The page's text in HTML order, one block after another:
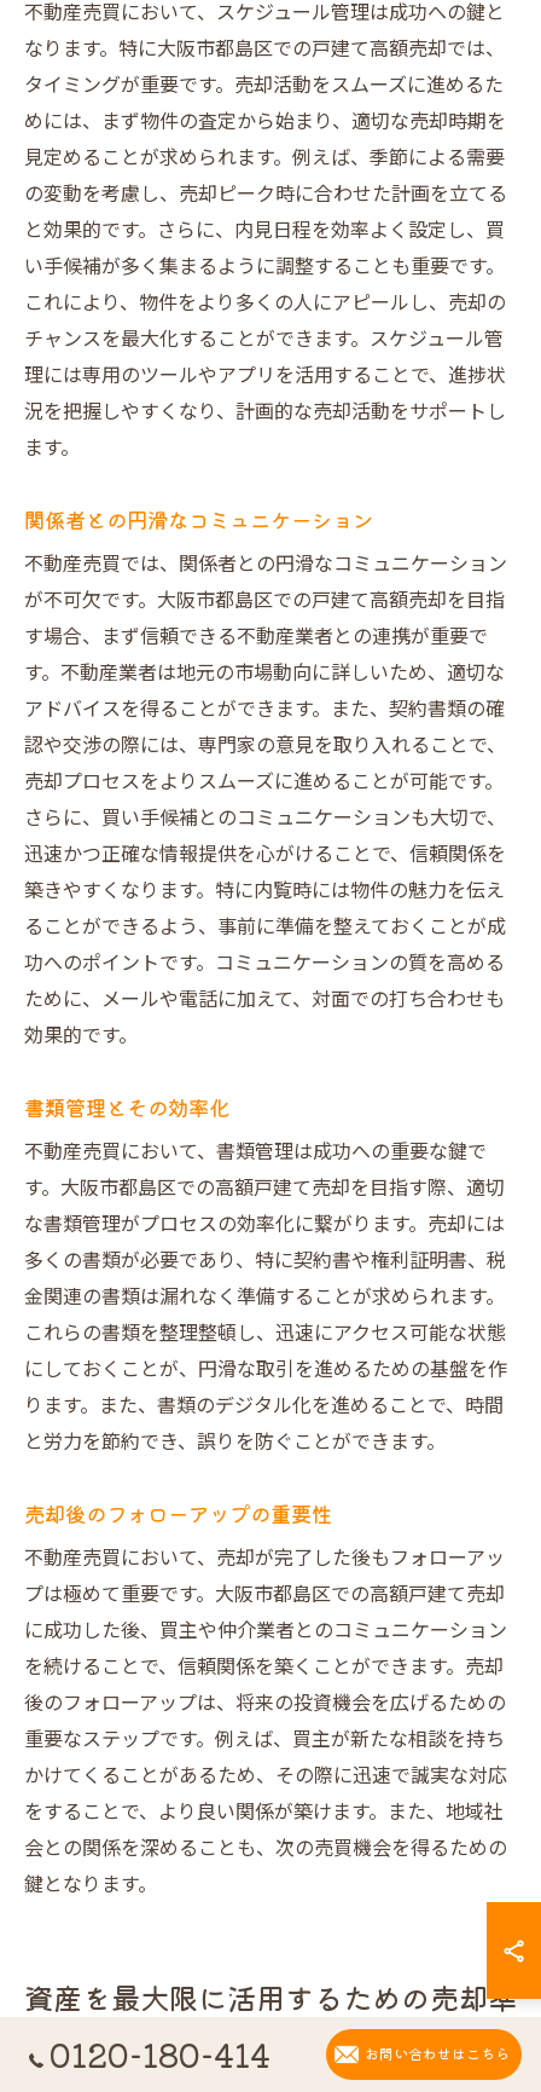
不動産売買において、スケジュール管理は成功への鍵と
なります。特に大阪市都島区での戸建て高額売却では、
タイミングが重要です。売却活動をスムーズに進めるた
めには、まず物件の査定から始まり、適切な売却時期を
見定めることが求められます。例えば、季節による需要
の変動を考慮し、売却ピーク時に合わせた計画を立てる
と効果的です。さらに、内見日程を効率よく設定し、買
い手候補が多く集まるように調整することも重要です。
これにより、物件をより多くの人にアピールし、売却の
チャンスを最大化することができます。スケジュール管
理には専用のツールやアプリを活用することで、進捗状
況を把握しやすくなり、計画的な売却活動をサポートし
ます。
関係者との円滑なコミュニケーション
不動産売買では、関係者との円滑なコミュニケーション
が不可欠です。大阪市都島区での戸建て高額売却を目指
す場合、まず信頼できる不動産業者との連携が重要で
す。不動産業者は地元の市場動向に詳しいため、適切な
アドバイスを得ることができます。また、契約書類の確
認や交渉の際には、専門家の意見を取り入れることで、
売却プロセスをよりスムーズに進めることが可能です。
さらに、買い手候補とのコミュニケーションも大切で、
迅速かつ正確な情報提供を心がけることで、信頼関係を
築きやすくなります。特に内覧時には物件の魅力を伝え
ることができるよう、事前に準備を整えておくことが成
功へのポイントです。コミュニケーションの質を高める
ために、メールや電話に加えて、対面での打ち合わせも
効果的です。
書類管理とその効率化
不動産売買において、書類管理は成功への重要な鍵で
す。大阪市都島区での高額戸建て売却を目指す際、適切
な書類管理がプロセスの効率化に繋がります。売却には
多くの書類が必要であり、特に契約書や権利証明書、税
金関連の書類は漏れなく準備することが求められます。
これらの書類を整理整頓し、迅速にアクセス可能な状態
にしておくことが、円滑な取引を進めるための基盤を作
ります。また、書類のデジタル化を進めることで、時間
と労力を節約でき、誤りを防ぐことができます。
売却後のフォローアップの重要性
不動産売買において、売却が完了した後もフォローアッ
プは極めて重要です。大阪市都島区での高額戸建て売却
に成功した後、買主や仲介業者とのコミュニケーション
を続けることで、信頼関係を築くことができます。売却
後のフォローアップは、将来の投資機会を広げるための
重要なステップです。例えば、買主が新たな相談を持ち
かけてくることがあるため、その際に迅速で誠実な対応
をすることで、より良い関係が築けます。また、地域社
会との関係を深めることも、次の売買機会を得るための
鍵となります。
資産を最大限に活用するための売却準
備とポイント
0120-180-414 お問い合わせはこちら